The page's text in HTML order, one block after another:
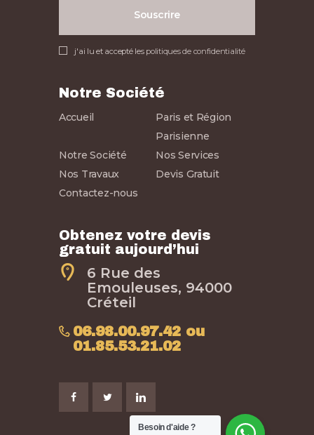
Appelez nous au
06 98 00 97 42
j'ai lu et accepté les politiques de confidentialité
Notre Société
Accueil
Paris et Région
Parisienne
Notre Société
Nos Services
Nos Travaux
Devis Gratuit
Contactez-nous
Obtenez votre devis
gratuit aujourd’hui
6 Rue des
Emouleuses, 94000
Créteil
06.98.00.97.42 ou
01.85.53.21.02
Besoin d'aide ?